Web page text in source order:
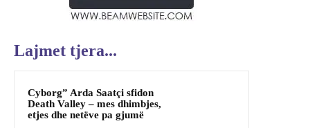
Lajmet tjera...
Cyborg” Arda Saatçi sfidon
Death Valley – mes dhimbjes,
etjes dhe netëve pa gjumë